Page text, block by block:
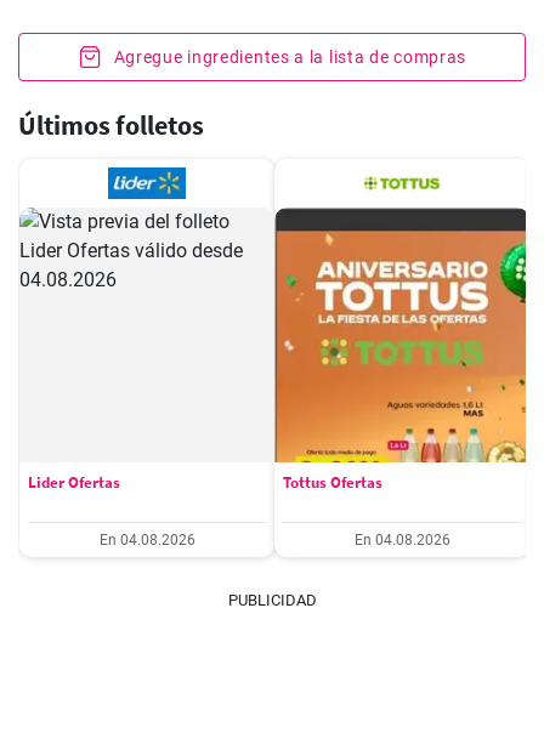
Agregue ingredientes a la lista de compras
Últimos folletos
Lider Ofertas
En 04.08.2026
Tottus Ofertas
En 04.08.2026
PUBLICIDAD